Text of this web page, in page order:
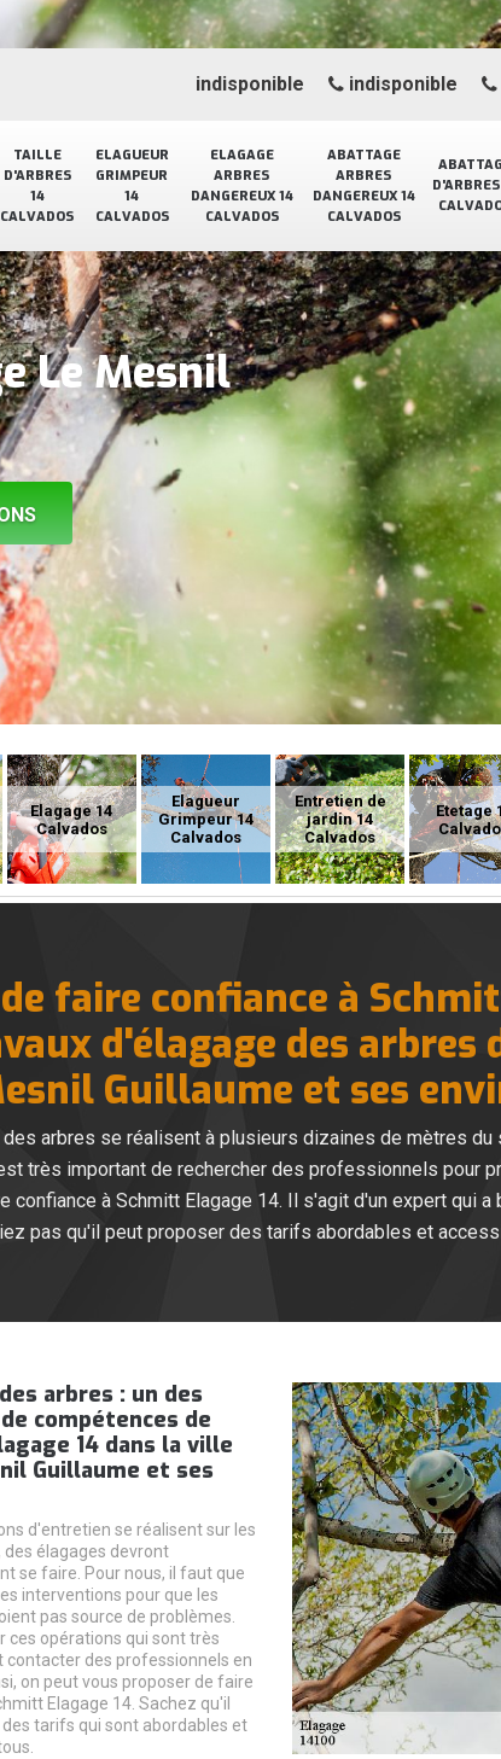
TAILLE
D'ARBRES
14
CALVADOS
ELAGUEUR
GRIMPEUR
14
CALVADOS
ELAGAGE
ARBRES
DANGEREUX 14
CALVADOS
ABATTAGE
ARBRES
DANGEREUX 14
CALVADOS
indisponible indisponible
Le Mesnil
Elagage 14
Calvados
Elagueur
Grimpeur 14
Calvados
Entretien de
jardin 14
Calvados
Etetage
faire confiance à
d'élagage des arbres
Guillaume et ses
arbres se réalisent à plusieurs dizaines de mètres
très important de rechercher des professionnels pour
à Schmitt Elagage 14. Il s'agit d'un expert qui a
pas qu'il peut proposer des tarifs abordables et
arbres : un des
compétences de
14 dans la ville
Guillaume et ses
d'entretien se réalisent sur les
des élagages devront
se faire. Pour nous, il faut que
interventions pour que les
pas source de problèmes.
ces opérations qui sont très
contacter des professionnels en
on peut vous proposer de faire
Elagage 14. Sachez qu'il
tarifs qui sont abordables et